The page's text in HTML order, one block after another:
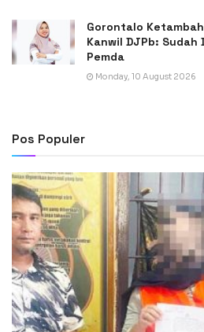
Gorontalo
Kanwil DJPb: Sudah
Pemda
Monday, 10 August 2026
Pos Populer